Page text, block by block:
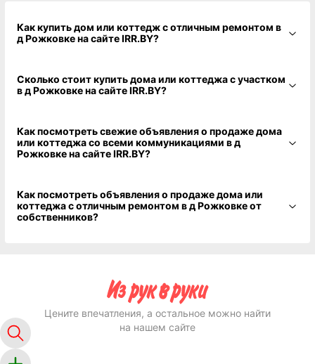
Как купить дом или коттедж с отличным ремонтом в
д Рожковке на сайте IRR.BY?
Сколько стоит купить дома или коттеджа с участком
в д Рожковке на сайте IRR.BY?
Как посмотреть свежие объявления о продаже дома
или коттеджа со всеми коммуникациями в д
Рожковке на сайте IRR.BY?
Как посмотреть объявления о продаже дома или
коттеджа с отличным ремонтом в д Рожковке от
собственников?
Цените впечатления, а остальное можно найти
на нашем сайте